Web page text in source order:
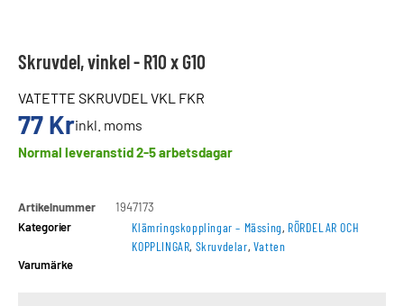
Skruvdel, vinkel - R10 x G10
VATETTE SKRUVDEL VKL FKR
77 Krinkl. moms
Normal leveranstid 2-5 arbetsdagar
Artikelnummer
1947173
Kategorier
Klämringskopplingar – Mässing, RÖRDELAR OCH
KOPPLINGAR, Skruvdelar, Vatten
Varumärke